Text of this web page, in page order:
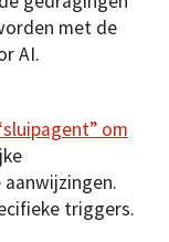
met de
AI.
om
triggers.